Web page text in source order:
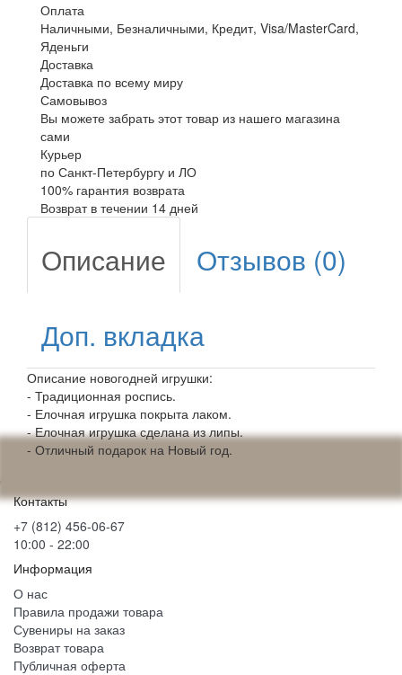
Оплата
Наличными, Безналичными, Кредит, Visa/MasterCard,
Яденьги
Доставка
Доставка по всему миру
Самовывоз
Вы можете забрать этот товар из нашего магазина
сами
Курьер
по Санкт-Петербургу и ЛО
100% гарантия возврата
Возврат в течении 14 дней
Описание
Отзывов (0)
Доп. вкладка
Описание новогодней игрушки:
- Традиционная роспись.
- Елочная игрушка покрыта лаком.
- Елочная игрушка сделана из липы.
- Отличный подарок на Новый год.
Контакты
+7 (812) 456-06-67
10:00 - 22:00
Информация
О нас
Правила продажи товара
Сувениры на заказ
Возврат товара
Публичная оферта